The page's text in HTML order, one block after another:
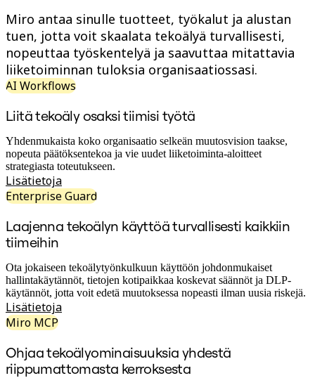
Tuotanto
Retail
Talouspalvelut
Lääketiede ja biotieteet
Tiimikohtainen
Tuotejohtajuus ja toiminnot
Markkinointi
IT
Strategisten aloitteiden mukaan
Tekoälymuunnos
Työtapojen muutos
Digitaalinen työntekijäkokemus
Asiakaskokemus ja palvelumuotoilu
Oppiminen
Asiakastarinat
Academy
Ohjekeskus
Tapahtumat
Yhteisö
Miro antaa sinulle tuotteet, työkalut ja alustan
tuen, jotta voit skaalata tekoälyä turvallisesti,
nopeuttaa työskentelyä ja saavuttaa mitattavia
liiketoiminnan tuloksia organisaatiossasi.
AI Workflows
Liitä tekoäly osaksi tiimisi työtä
Yhdenmukaista koko organisaatio selkeän muutosvision taakse,
nopeuta päätöksentekoa ja vie uudet liiketoiminta-aloitteet
strategiasta toteutukseen.
Lisätietoja
Enterprise Guard
Laajenna tekoälyn käyttöä turvallisesti kaikkiin
tiimeihin
Ota jokaiseen tekoälytyönkulkuun käyttöön johdonmukaiset
hallintakäytännöt, tietojen kotipaikkaa koskevat säännöt ja DLP-
käytännöt, jotta voit edetä muutoksessa nopeasti ilman uusia riskejä.
Lisätietoja
Miro MCP
Ohjaa tekoälyominaisuuksia yhdestä
riippumattomasta kerroksesta